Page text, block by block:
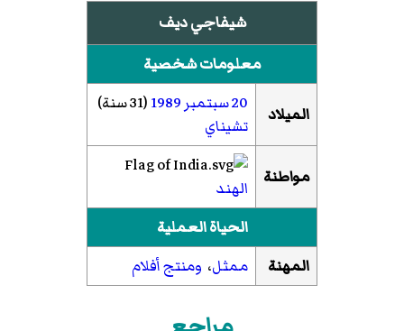
شيفاجي ديف
معلومات شخصية
الميلاد 20 سبتمبر 1989(31 سنة)
تشيناي
مواطنة
الهند
الحياة العملية
المهنة
ممثل، ومنتج أفلام